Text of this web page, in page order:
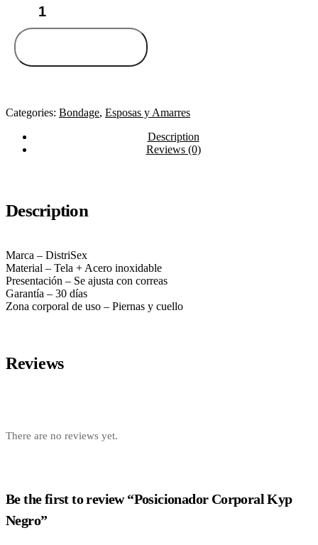
Corporal
Negro
quantity
Categories: Bondage, Esposas y Amarres
Description
Reviews (0)
Description
Marca – DistriSex
Material – Tela + Acero inoxidable
Presentación – Se ajusta con correas
Garantía – 30 días
Zona corporal de uso – Piernas y cuello
Reviews
There are no reviews yet.
Be the first to review “Posicionador Corporal Kyp
Negro”